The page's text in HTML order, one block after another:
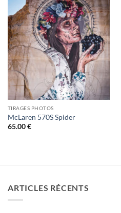
TIRAGES PHOTOS
McLaren 570S Spider
65.00€
ARTICLES RÉCENTS